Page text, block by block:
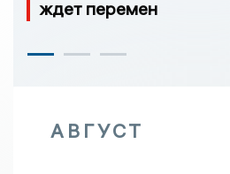
ждет перемен
АВГУСТ